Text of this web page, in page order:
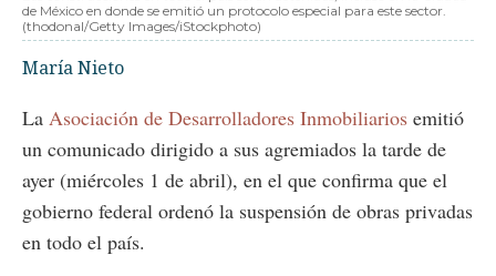
de México en donde se emitió un protocolo especial para este sector.
(thodonal/Getty Images/iStockphoto)
María Nieto
La Asociación de Desarrolladores Inmobiliarios emitió
un comunicado dirigido a sus agremiados la tarde de
ayer (miércoles 1 de abril), en el que confirma que el
gobierno federal ordenó la suspensión de obras privadas
en todo el país.